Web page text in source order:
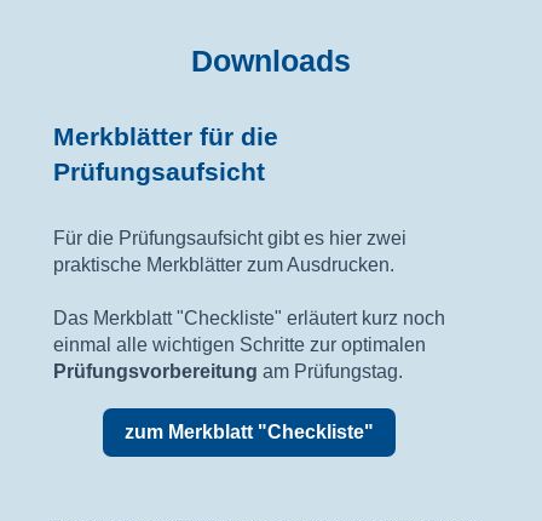
Downloads
Merkblätter für die
Prüfungsaufsicht
Für die Prüfungsaufsicht gibt es hier zwei
praktische Merkblätter zum Ausdrucken.
Das Merkblatt "Checkliste" erläutert kurz noch
einmal alle wichtigen Schritte zur optimalen
Prüfungsvorbereitung am Prüfungstag.
zum Merkblatt "Checkliste"